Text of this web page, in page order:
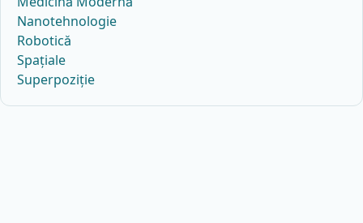
Nanotehnologie
Robotică
Spațiale
Superpoziție